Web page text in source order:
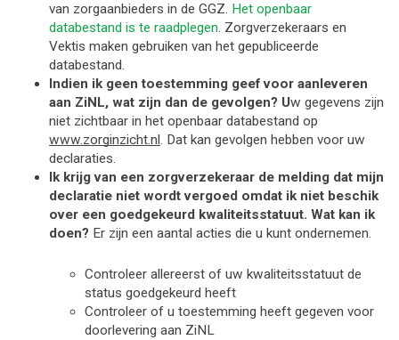
van zorgaanbieders in de GGZ. Het openbaar
databestand is te raadplegen. Zorgverzekeraars en
Vektis maken gebruiken van het gepubliceerde
databestand.
Indien ik geen toestemming geef voor aanleveren
aan ZiNL, wat zijn dan de gevolgen? Uw gegevens zijn
www.zorginzicht.nl. Dat kan gevolgen hebben voor uw
declaraties.
Ik krijg van een zorgverzekeraar de melding dat mijn
declaratie niet wordt vergoed omdat ik niet beschik
over een goedgekeurd kwaliteitsstatuut. Wat kan ik
doen? Er zijn een aantal acties die u kunt ondernemen.
Controleer allereerst of uw kwaliteitsstatuut de
status goedgekeurd heeft
Controleer of u toestemming heeft gegeven voor
doorlevering aan ZiNL